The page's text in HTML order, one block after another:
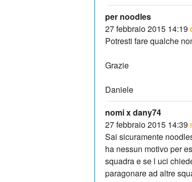
per noodles
27 febbraio 2015 14:19
Potresti fare qualche
Grazie
Daniele
nomi x dany74
27 febbraio 2015 14:39
Sai sicuramente
ha nessun motivo per
squadra e se l uci
paragonare ad altre